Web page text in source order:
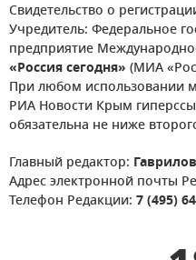
Свидетельство о
Учредитель: Федеральное
предприятие
«Россия сегодня» (МИА
При любом использовании
РИА Новости Крым
обязательна не ниже
Главный редактор:
Адрес электронной почты
Телефон Редакции: 7 (495)